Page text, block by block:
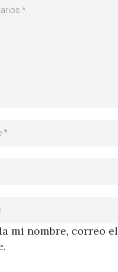
mi nombre, correo